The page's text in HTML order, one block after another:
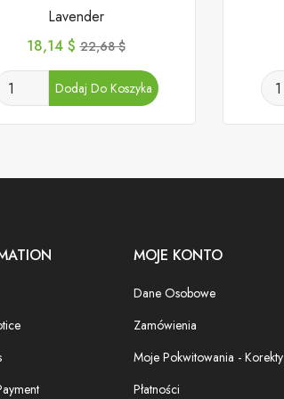
Lavender
Cena
18,14 $ Cena
22,68 $
Dodaj Do Koszyka
MOJE KONTO
Dane Osobowe
Zamówienia
Moje Pokwitowania - Korekty
Płatności